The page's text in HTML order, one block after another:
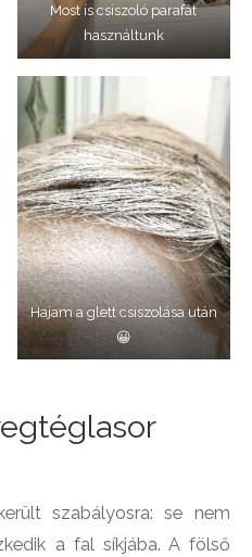
Most is csiszoló parafát
használtunk
Hajam a glett csiszolása után
😀
szabályosra: se nem
a fal síkjába. A fölső